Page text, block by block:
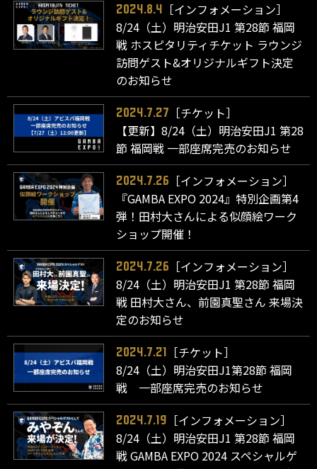
2024.8.4
［インフォメーション］
8/24（土）明治安田J1 第28節 福岡
戦 ホスピタリティチケット ラウンジ
訪問ゲスト&オリジナルギフト決定
のお知らせ
2024.7.27
［チケット］
【更新】8/24（土）明治安田J1 第28
節 福岡戦 一部座席完売のお知らせ
2024.7.26
［インフォメーション］
『GAMBA EXPO 2024』特別企画第4
弾！田村大さんによる似顔絵ワーク
ショップ開催！
2024.7.26
［インフォメーション］
8/24（土）明治安田J1 第28節 福岡
戦 田村大さん、前園真聖さん 来場決
定のお知らせ
2024.7.21
［チケット］
8/24（土）明治安田J1第28節 福岡
戦 一部座席完売のお知らせ
2024.7.19
［インフォメーション］
8/24（土）明治安田J1 第28節 福岡
戦 GAMBA EXPO 2024 スペシャルゲ